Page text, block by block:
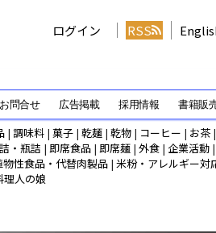
ログイン RSS
お問合せ 広告掲載 採用情報 書籍販
| 調味料 | 菓子 | 乾麺 | 乾物 | コーヒー | お茶 |
・瓶詰 | 即席食品 | 即席麺 | 外食 | 企業活動 |
物性食品・代替肉製品 | 米粉・アレルギー対
理人の娘